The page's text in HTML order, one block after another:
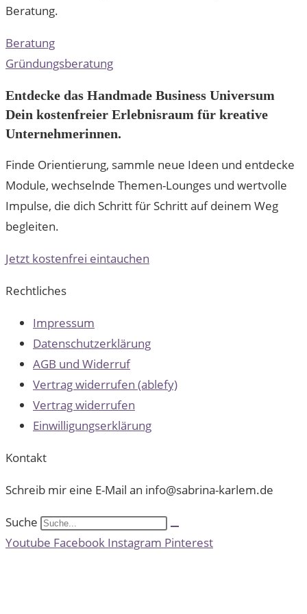
Beratung.
Beratung
Gründungsberatung
Entdecke das Handmade Business Universum
Dein kostenfreier Erlebnisraum für kreative
Unternehmerinnen.
Finde Orientierung, sammle neue Ideen und entdecke
Module, wechselnde Themen-Lounges und wertvolle
Impulse, die dich Schritt für Schritt auf deinem Weg
begleiten.
Jetzt kostenfrei eintauchen
Rechtliches
Impressum
Datenschutzerklärung
AGB und Widerruf
Vertrag widerrufen (ablefy)
Vertrag widerrufen
Einwilligungserklärung
Kontakt
Schreib mir eine E-Mail an info@sabrina-karlem.de
Suche
Youtube Facebook Instagram Pinterest